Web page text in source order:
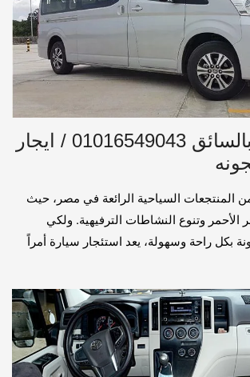
ايجار عربيه بالسائق 01016549043 / ايجار
المنتجعات السياحية الرائعة في مصر، حيث
الأحمر وتنوع النشاطات الترفيهية. ولكي
بكل راحة وسهولة، يعد استئجار سيارة أمراً